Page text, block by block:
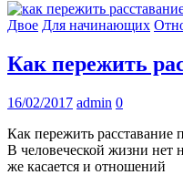
Двое Для начинающих
Как пережить
16/02/2017 admin 0
Как пережить расставание
В человеческой жизни нет
же касается и отношений